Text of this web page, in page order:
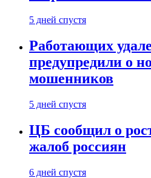
5 дней спустя
Работающих
предупредили о
мошенников
5 дней спустя
ЦБ сообщил о
жалоб россиян
6 дней спустя